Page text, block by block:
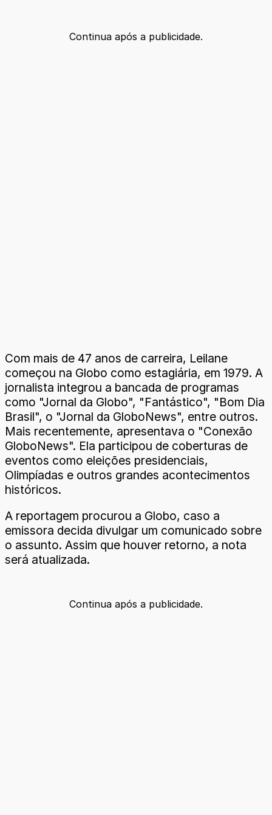
Continua após a publicidade.
Com mais de 47 anos de carreira, Leilane
começou na Globo como estagiária, em 1979. A
jornalista integrou a bancada de programas
como "Jornal da Globo", "Fantástico", "Bom Dia
Brasil", o "Jornal da GloboNews", entre outros.
Mais recentemente, apresentava o "Conexão
GloboNews". Ela participou de coberturas de
eventos como eleições presidenciais,
Olimpíadas e outros grandes acontecimentos
históricos.
A reportagem procurou a Globo, caso a
emissora decida divulgar um comunicado sobre
o assunto. Assim que houver retorno, a nota
será atualizada.
Continua após a publicidade.